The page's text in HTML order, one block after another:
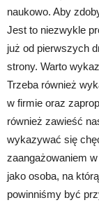
naukowo. Aby
Jest to niezwykle
już od pierwszych
strony. Warto
Trzeba również
w firmie oraz
również zawieść
wykazywać się
zaangażowaniem
jako osoba, na
powinniśmy być